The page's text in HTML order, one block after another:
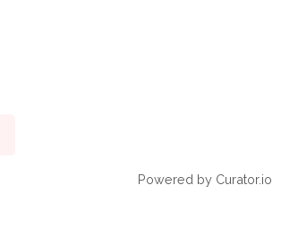
Powered by Curator.io